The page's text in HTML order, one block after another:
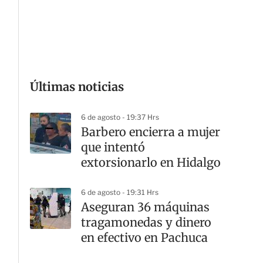
Últimas noticias
6 de agosto - 19:37 Hrs
Barbero encierra a mujer
que intentó
extorsionarlo en Hidalgo
6 de agosto - 19:31 Hrs
Aseguran 36 máquinas
tragamonedas y dinero
en efectivo en Pachuca